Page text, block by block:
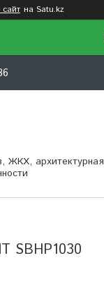
сайт на Satu.kz
ЖКХ, архитектурная
SBHP1030